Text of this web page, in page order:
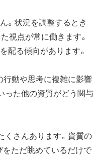
。状況を調整するとき
視点が常に働きます。
配る傾向があります。
行動や思考に複雑に影響
った他の資質がどう関与
くさんあります。資質の
をただ眺めているだけで